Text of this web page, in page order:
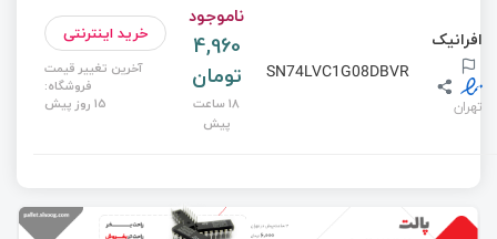
افرانیک
تهران
SN74LVC1G08DBVR
ناموجود
4,960
تومان
18 ساعت
پیش
خرید اینترنتی
آخرین تغییر قیمت
فروشگاه:
15 روز پیش